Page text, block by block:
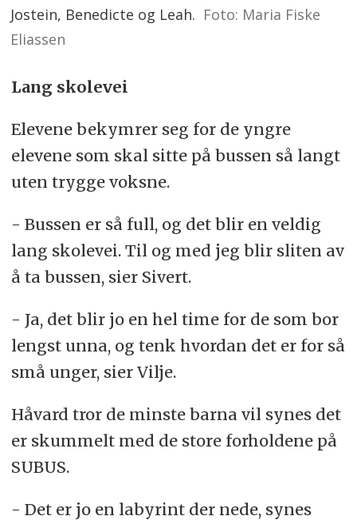
Jostein, Benedicte og Leah. Foto: Maria Fiske
Eliassen
Lang skolevei
Elevene bekymrer seg for de yngre
elevene som skal sitte på bussen så langt
uten trygge voksne.
- Bussen er så full, og det blir en veldig
lang skolevei. Til og med jeg blir sliten av
å ta bussen, sier Sivert.
- Ja, det blir jo en hel time for de som bor
lengst unna, og tenk hvordan det er for så
små unger, sier Vilje.
Håvard tror de minste barna vil synes det
er skummelt med de store forholdene på
SUBUS.
- Det er jo en labyrint der nede, synes